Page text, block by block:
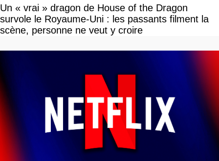
Un « vrai » dragon de House of the Dragon
survole le Royaume-Uni : les passants filment la
scène, personne ne veut y croire